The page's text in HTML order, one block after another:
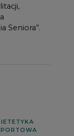
Seniora”.